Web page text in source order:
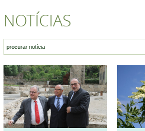
NOTÍCIAS